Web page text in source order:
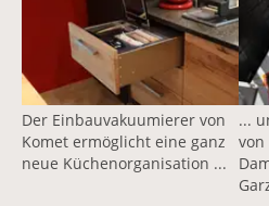
Der Einbauvakuumierer von
Komet ermöglicht eine ganz
neue Küchenorganisation ...
...
von